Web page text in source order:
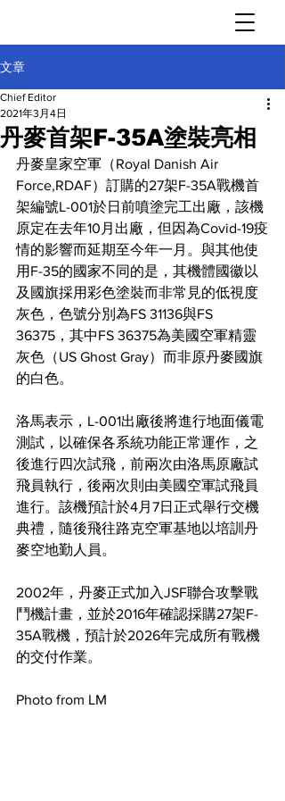
文章
丹麥首架F-35A塗裝亮相
Chief Editor
2021年3月4日
丹麥皇家空軍（Royal Danish Air
Force,RDAF）訂購的27架F-35A戰機首
架編號L-001於日前噴塗完工出廠，該機
原定在去年10月出廠，但因為Covid-19疫
情的影響而延期至今年一月。與其他使
用F-35的國家不同的是，其機體國徽以
及國旗採用彩色塗裝而非常見的低視度
灰色，色號分別為FS 31136與FS
36375，其中FS 36375為美國空軍精靈
灰色（US Ghost Gray）而非原丹麥國旗
的白色。
洛馬表示，L-001出廠後將進行地面儀電
測試，以確保各系統功能正常運作，之
後進行四次試飛，前兩次由洛馬原廠試
飛員執行，後兩次則由美國空軍試飛員
進行。該機預計於4月7日正式舉行交機
典禮，隨後飛往路克空軍基地以培訓丹
麥空地勤人員。
2002年，丹麥正式加入JSF聯合攻擊戰
鬥機計畫，並於2016年確認採購27架F-
35A戰機，預計於2026年完成所有戰機
的交付作業。
Photo from LM